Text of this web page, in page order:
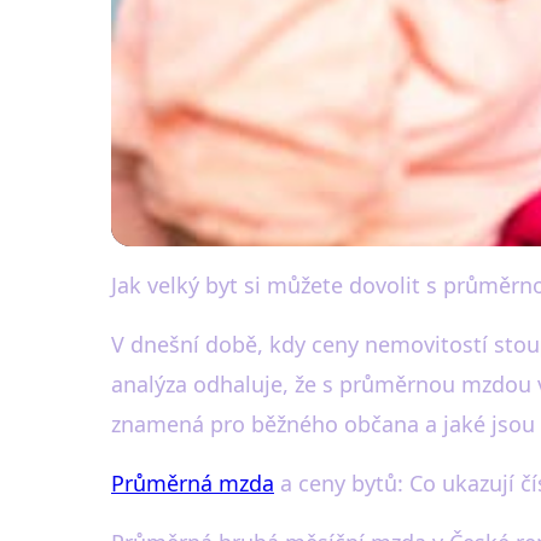
black-white.cz
Jaký byt si
30. 11. 2025· 3 min čtení · Autor: Karel Černý
Jak velký byt si můžete dovolit s
V dnešní době, kdy ceny nemovitostí
analýza odhaluje, že s průměrnou
znamená pro běžného občana a jaké
Průměrná mzda a ceny bytů: Co ukazují